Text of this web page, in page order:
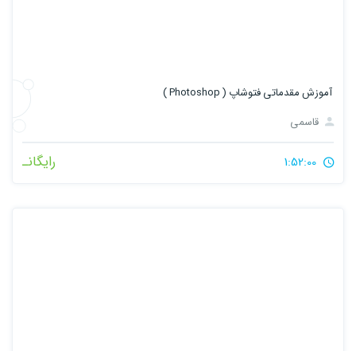
آموزش مقدماتی فتوشاپ ( Photoshop )
قاسمی
رایگانـ